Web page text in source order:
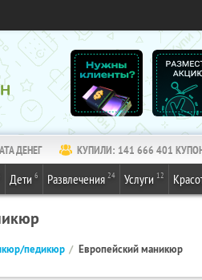
ДЕНЕГ КУПИЛИ: 141 666 401
Дети 6 Развлечения 24 Услуги 12
педикюр Европейский маникюр